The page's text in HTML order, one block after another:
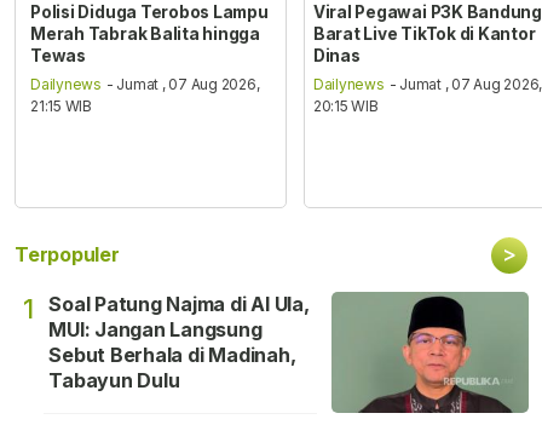
Polisi Diduga Terobos Lampu
Merah Tabrak Balita hingga
Tewas
Dailynews - Jumat , 07 Aug 2026,
21:15 WIB
Viral Pegawai P3K Bandung
Barat Live TikTok di Kantor
Dinas
Dailynews - Jumat , 07 Aug 2026,
20:15 WIB
Terpopuler >
1
Soal Patung Najma di Al Ula,
MUI: Jangan Langsung
Sebut Berhala di Madinah,
Tabayun Dulu